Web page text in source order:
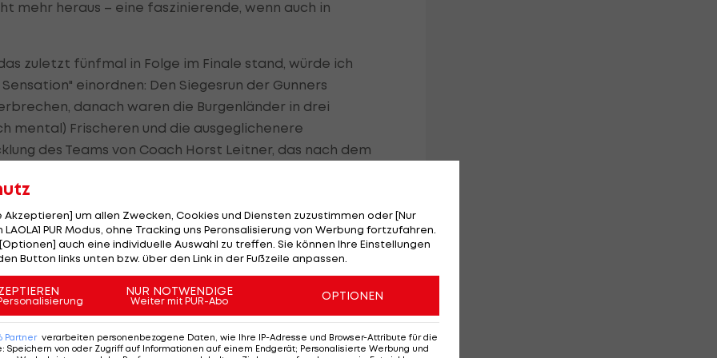
mehr heraus – eine faszinierende, wenn auch in
zuletzt fünfmal in Folge im Finale stand, würde ich
einordnen: Den Siegesrun der Gunners
danach waren die Burgenländer in drei
mental) Frischeren und die ausgeglichenere
des Teams von Coach Horst Leitner, das nach dem
Fürstenfeld noch näher dran gewesen war
Weiterkommen Traiskirchens gegen St. Pölten
Art und Weise des 3:1 von Graz gegen Cupsieger
imBasketball
Austria Cup unter den besten Vier, die
Akzeptieren] um allen Zwecken, Cookies und Diensten zuzustimmen oder [Nur
PUR Modus, ohne Tracking uns Peronsalisierung von Werbung fortzufahren.
auch eine individuelle Auswahl zu treffen. Sie können Ihre Einstellungen
Button links unten bzw. über den Link in der Fußzeile anpassen.
NUR NOTWENDIGE
Weiter mit PUR-Abo OPTIONEN
Partner verarbeiten personenbezogene Daten, wie Ihre IP-Adresse und Browser-Attribute für die
: Speichern von oder Zugriff auf Informationen auf einem Endgerät; Personalisierte Werbung und